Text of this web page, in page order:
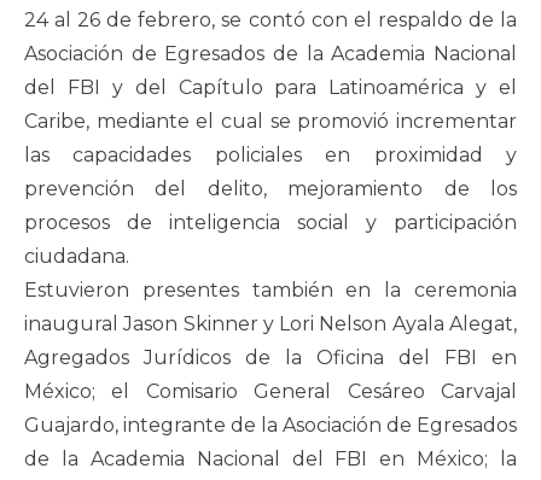
24 al 26 de febrero, se contó con el respaldo de la
Asociación de Egresados de la Academia Nacional
del FBI y del Capítulo para Latinoamérica y el
Caribe, mediante el cual se promovió incrementar
las capacidades policiales en proximidad y
prevención del delito, mejoramiento de los
procesos de inteligencia social y participación
ciudadana.
Estuvieron presentes también en la ceremonia
inaugural Jason Skinner y Lori Nelson Ayala Alegat,
Agregados Jurídicos de la Oficina del FBI en
México; el Comisario General Cesáreo Carvajal
Guajardo, integrante de la Asociación de Egresados
de la Academia Nacional del FBI en México; la